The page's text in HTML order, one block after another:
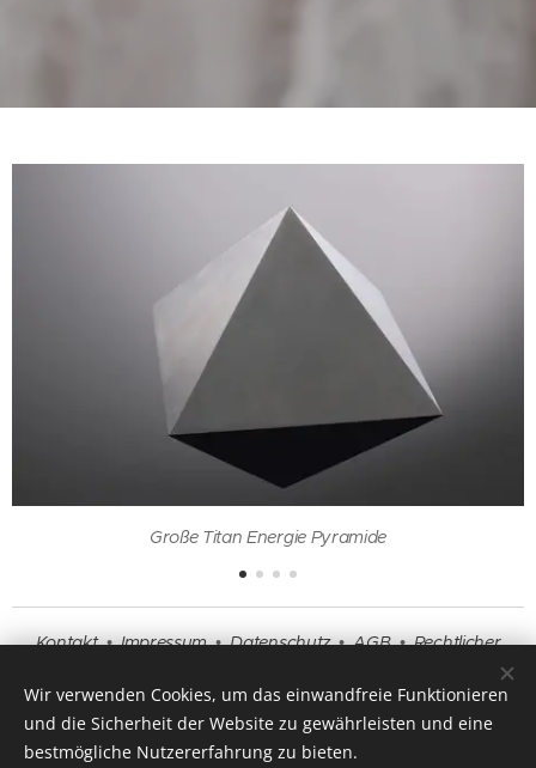
Große Titan Energie Pyramide
Kontakt•Impressum•Datenschutz•AGB•Rechtlicher
Wir verwenden Cookies, um das einwandfreie Funktionieren
und die Sicherheit der Website zu gewährleisten und eine
bestmögliche Nutzererfahrung zu bieten.